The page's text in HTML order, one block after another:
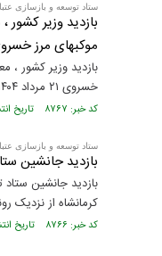
ستاد توسعه و بازسازی
بازدید وزیر
موکبهای مرز
بازدید وزیر کشور ،
خسروی ۲۱ مرداد ۱۴۰۴
کد خبر: ۸۷۶۷ تاریخ انتشار : ۱۴۰۴/۰۵/۲۷
ستاد توسعه و بازسازی
بازدید جانشین
بازدید جانشین
کرمانشاه از نزدیک
کد خبر: ۸۷۶۶ تاریخ انتشار : ۱۴۰۴/۰۵/۲۷